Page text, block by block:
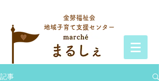
金努福祉会
地域子育て支援センター
記事